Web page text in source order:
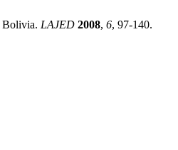
Bolivia. LAJED 2008, 6, 97-140.